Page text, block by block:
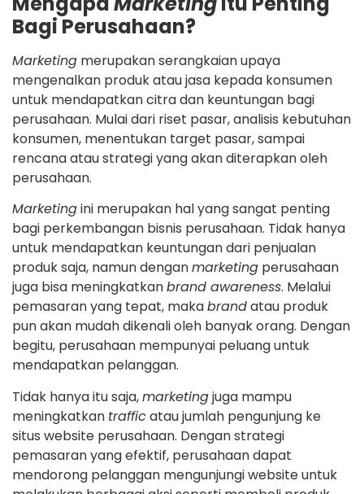
Bagi Perusahaan?
Marketing merupakan serangkaian upaya
mengenalkan produk atau jasa kepada konsumen
untuk mendapatkan citra dan keuntungan bagi
perusahaan. Mulai dari riset pasar, analisis kebutuhan
konsumen, menentukan target pasar, sampai
rencana atau strategi yang akan diterapkan oleh
perusahaan.
Marketingini merupakan hal yang sangat penting
bagi perkembangan bisnis perusahaan. Tidak hanya
untuk mendapatkan keuntungan dari penjualan
produk saja, namun denganmarketing perusahaan
juga bisa meningkatkanbrand awareness. Melalui
pemasaran yang tepat, makabrandatau produk
pun akan mudah dikenali oleh banyak orang. Dengan
begitu, perusahaan mempunyai peluang untuk
mendapatkan pelanggan.
Tidak hanya itu saja,marketingjuga mampu
meningkatkan trafficatau jumlah pengunjung ke
situs website perusahaan. Dengan strategi
pemasaran yang efektif, perusahaan dapat
mendorong pelanggan mengunjungi website untuk